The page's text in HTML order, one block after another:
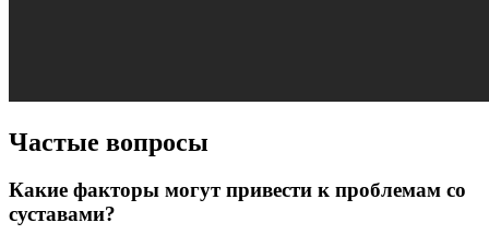
Частые вопросы
Какие факторы могут привести к проблемам со
суставами?